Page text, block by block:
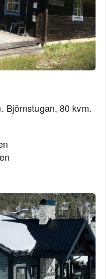
Björnstugan, 80 kvm.